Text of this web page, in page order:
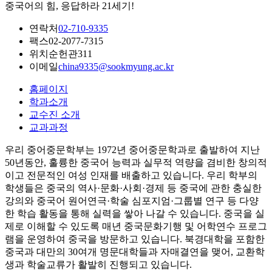
중국어의 힘, 응답하라 21세기!
연락처02-710-9335
팩스02-2077-7315
위치 순헌관311
이메일china9335@sookmyung.ac.kr
홈페이지
학과소개
교수진 소개
교과과정
우리 중어중문학부는 1972년 중어중문학과로 출발하여 지난
50년동안, 훌륭한 중국어 능력과 실무적 역량을 겸비한 창의적
이고 전문적인 여성 인재를 배출하고 있습니다. 우리 학부의
학생들은 중국의 역사·문화·사회·경제 등 중국에 관한 충실한
강의와 중국어 원어연극·학술 심포지엄·그룹별 연구 등 다양
한 학습 활동을 통해 실력을 쌓아 나갈 수 있습니다. 중국을 실
제로 이해할 수 있도록 매년 중국문화기행 및 어학연수 프로그
램을 운영하여 중국을 방문하고 있습니다. 북경대학을 포함한
중국과 대만의 30여개 명문대학들과 자매결연을 맺어, 교환학
생과 학술교류가 활발히 진행되고 있습니다.